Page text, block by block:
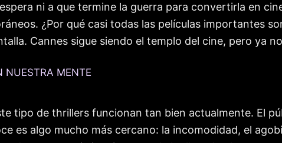
ni a que termine la guerra para convertirla en
¿Por qué casi todas las películas importantes
Cannes sigue siendo el templo del cine, pero ya
NUESTRA MENTE
tipo de thrillers funcionan tan bien actualmente. El
es algo mucho más cercano: la incomodidad, el